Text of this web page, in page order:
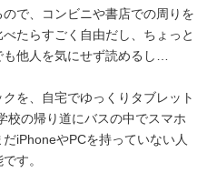
で、コンビニや書店での周りを
たらすごく自由だし、ちょっと
も他人を気にせず読めるし…
を、自宅でゆっくりタブレット
校の帰り道にバスの中でスマホ
iPhoneやPCを持っていない人
す。